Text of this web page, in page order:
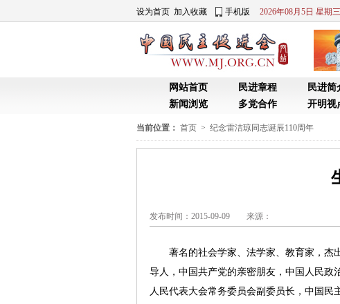
当前位置： 首页 > 纪念雷洁琼同志诞辰110周年
发布时间：2015-09-09 来源：
著名的社会学家、法学家、教育家，杰
导人，中国共产党的亲密朋友，中国人民政
人民代表大会常务委员会副委员长，中国民